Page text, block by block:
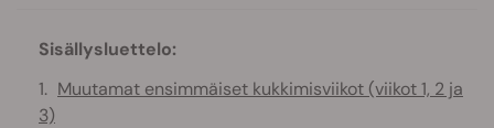
Sisällysluettelo:
Muutamat ensimmäiset kukkimisviikot (viikot 1, 2 ja
3)